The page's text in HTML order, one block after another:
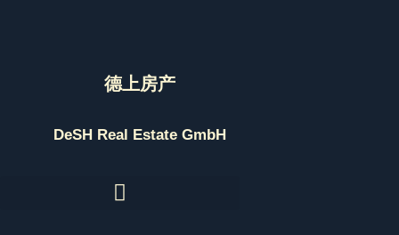
德上房产
DeSH Real Estate GmbH